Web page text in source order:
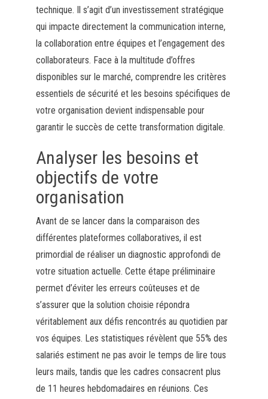
technique. Il s’agit d’un investissement stratégique
qui impacte directement la communication interne,
la collaboration entre équipes et l’engagement des
collaborateurs. Face à la multitude d’offres
disponibles sur le marché, comprendre les critères
essentiels de sécurité et les besoins spécifiques de
votre organisation devient indispensable pour
garantir le succès de cette transformation digitale.
Analyser les besoins et
objectifs de votre
organisation
Avant de se lancer dans la comparaison des
différentes plateformes collaboratives, il est
primordial de réaliser un diagnostic approfondi de
votre situation actuelle. Cette étape préliminaire
permet d’éviter les erreurs coûteuses et de
s’assurer que la solution choisie répondra
véritablement aux défis rencontrés au quotidien par
vos équipes. Les statistiques révèlent que 55% des
salariés estiment ne pas avoir le temps de lire tous
leurs mails, tandis que les cadres consacrent plus
de 11 heures hebdomadaires en réunions. Ces